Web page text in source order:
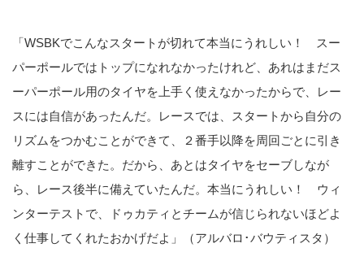
「WSBKでこんなスタートが切れて本当にうれしい！ スー
パーポールではトップになれなかったけれど、あれはまだス
ーパーポール用のタイヤを上手く使えなかったからで、レー
スには自信があったんだ。レースでは、スタートから自分の
リズムをつかむことができて、２番手以降を周回ごとに引き
離すことができた。だから、あとはタイヤをセーブしなが
ら、レース後半に備えていたんだ。本当にうれしい！ ウィ
ンターテストで、ドゥカティとチームが信じられないほどよ
く仕事してくれたおかげだよ」（アルバロ･バウティスタ）